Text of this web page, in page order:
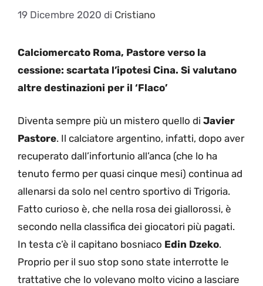
19 Dicembre 2020 di Cristiano
Calciomercato Roma, Pastore verso la
cessione: scartata l’ipotesi Cina. Si valutano
altre destinazioni per il ‘Flaco’
Diventa sempre più un mistero quello di Javier
Pastore. Il calciatore argentino, infatti, dopo aver
recuperato dall’infortunio all’anca (che lo ha
tenuto fermo per quasi cinque mesi) continua ad
allenarsi da solo nel centro sportivo di Trigoria.
Fatto curioso è, che nella rosa dei giallorossi, è
secondo nella classifica dei giocatori più pagati.
In testa c’è il capitano bosniaco Edin Dzeko.
Proprio per il suo stop sono state interrotte le
trattative che lo volevano molto vicino a lasciare